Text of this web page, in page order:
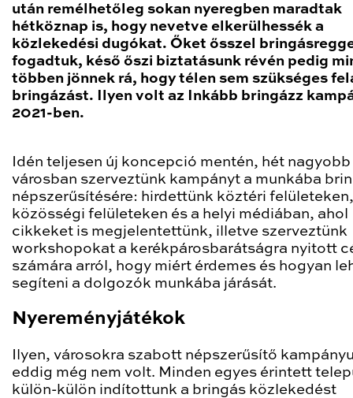
után remélhetőleg sokan nyeregben maradtak
hétköznap is, hogy nevetve elkerülhessék a
közlekedési dugókat. Őket ősszel
fogadtuk, késő őszi biztatásunk révén pedig
többen jönnek rá, hogy télen sem szükséges
bringázást. Ilyen volt az Inkább bringázz
2021-ben.
Idén teljesen új koncepció mentén, hét nagyobb
városban szerveztünk kampányt a munkába
népszerűsítésére: hirdettünk köztéri
közösségi felületeken és a helyi médiában, ahol
cikkeket is megjelentettünk, illetve szerveztünk
workshopokat a kerékpárosbarátságra nyitott
számára arról, hogy miért érdemes és hogyan
segíteni a dolgozók munkába járását.
Nyereményjátékok
Ilyen, városokra szabott népszerűsítő
eddig még nem volt. Minden egyes érintett
külön-külön indítottunk a bringás közlekedést